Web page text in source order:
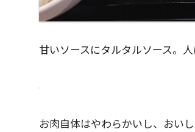
甘いソースにタルタルソース。
お肉自体はやわらかいし、おいし